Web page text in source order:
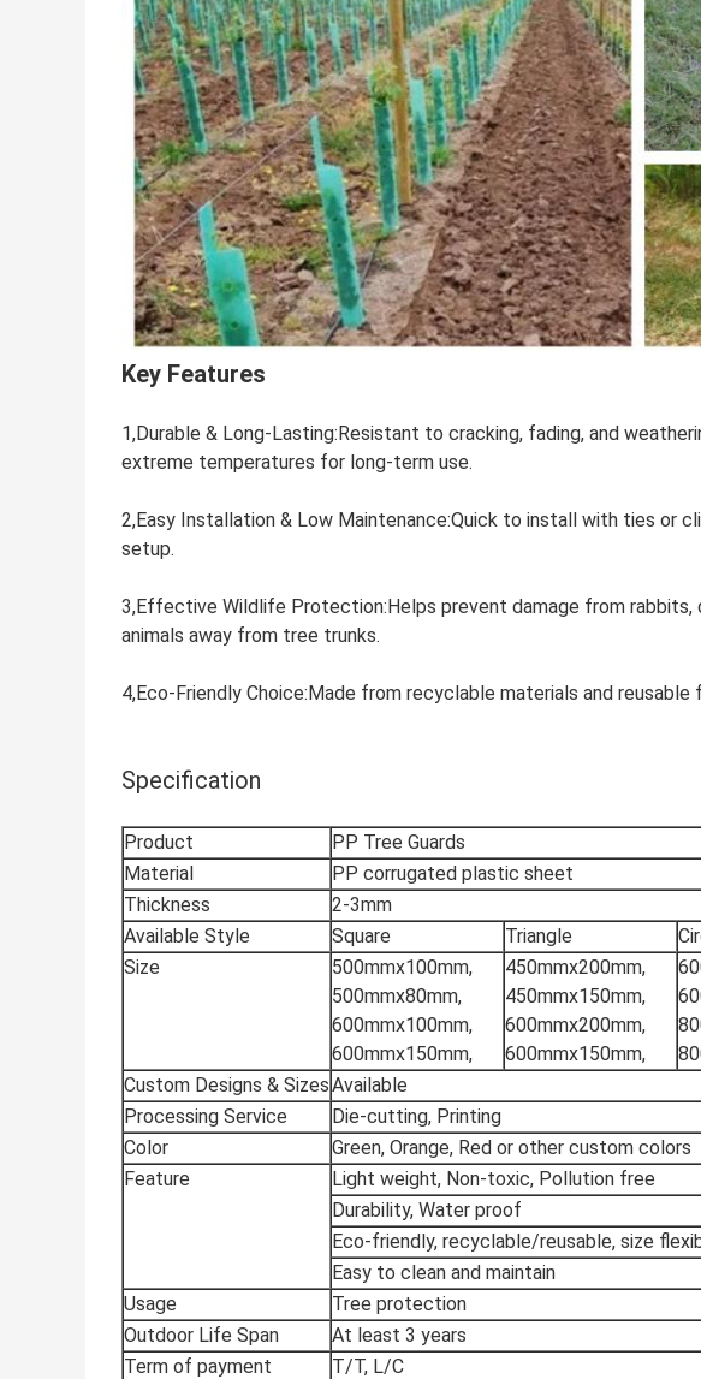
Key Features
1,Durable & Long-Lasting:Resistant to cracking, fading, and
extreme temperatures for long-term use.
2,Easy Installation & Low Maintenance:Quick to install with ties or
setup.
3,Effective Wildlife Protection:Helps prevent damage from rabbits,
animals away from tree trunks.
4,Eco-Friendly Choice:Made from recyclable materials and
Specification
Product
PP Tree Guards
Material
PP corrugated plastic sheet
Thickness
2-3mm
Available Style
Square Triangle
Size
500mmx100mm,
500mmx80mm,
600mmx100mm,
600mmx150mm,
450mmx200mm,
450mmx150mm,
600mmx200mm,
600mmx150mm,
Custom Designs & SizesAvailable
Processing Service
Die-cutting, Printing
Color
Green, Orange, Red or other custom colors
Feature
Light weight, Non-toxic, Pollution free
Durability, Water proof
Eco-friendly, recyclable/reusable, size
Easy to clean and maintain
Usage
Tree protection
Outdoor Life Span
At least 3 years
Term of payment
T/T, L/C